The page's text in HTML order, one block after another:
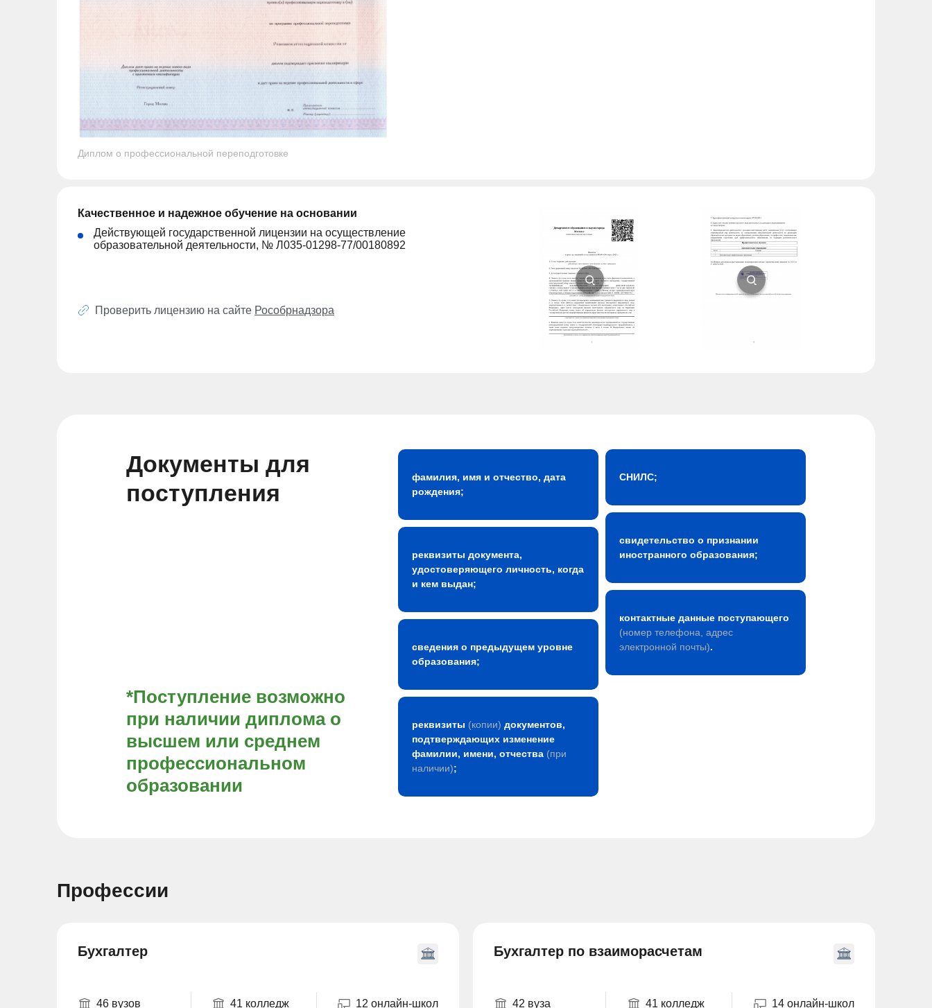
Диплом о профессиональной переподготовке
Качественное и надежное обучение на основании
Действующей государственной лицензии на осуществление
образовательной деятельности, № Л035-01298-77/00180892
Проверить лицензию на сайте Рособрнадзора
Документы для
поступления
*Поступление возможно
при наличии диплома о
высшем или среднем
профессиональном
образовании
фамилия, имя и отчество, дата
рождения;
реквизиты документа,
удостоверяющего личность, когда
и кем выдан;
сведения о предыдущем уровне
образования;
реквизиты (копии) документов,
подтверждающих изменение
фамилии, имени, отчества (при
наличии);
СНИЛС;
свидетельство о признании
иностранного образования;
контактные данные поступающего
(номер телефона, адрес
электронной почты).
Профессии
Бухгалтер
46 вузов 41 колледж 12 онлайн-школ
Бухгалтер по взаиморасчетам
42 вуза 41 колледж 14 онлайн-школ